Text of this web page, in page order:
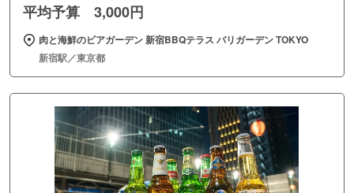
平均予算 3,000円
肉と海鮮のビアガーデン 新宿BBQテラス バリガーデン TOKYO
新宿駅／東京都